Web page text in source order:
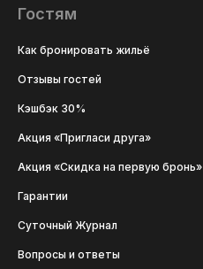
Гостям
Как бронировать жильё
Отзывы гостей
Кэшбэк 30%
Акция «Пригласи друга»
Акция «Скидка на первую бронь»
Гарантии
Суточный Журнал
Вопросы и ответы